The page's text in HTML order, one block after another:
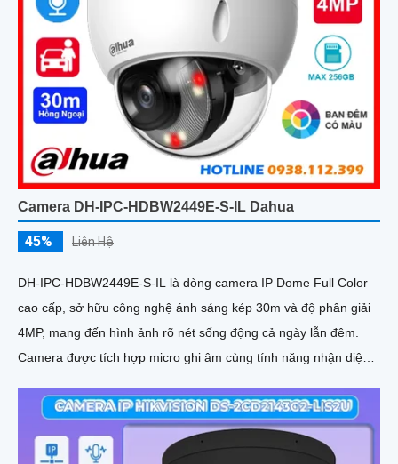
Camera DH-IPC-HDBW2449E-S-IL Dahua
45% Liên Hệ
DH-IPC-HDBW2449E-S-IL là dòng camera IP Dome Full Color
cao cấp, sở hữu công nghệ ánh sáng kép 30m và độ phân giải
4MP, mang đến hình ảnh rõ nét sống động cả ngày lẫn đêm.
Camera được tích hợp micro ghi âm cùng tính năng nhận diện